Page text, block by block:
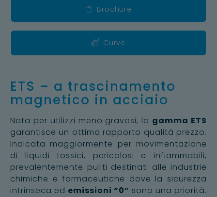
Brochure
Curve
ETS – a trascinamento
magnetico in acciaio
Nata per utilizzi meno gravosi, la gamma ETS
garantisce un ottimo rapporto qualità prezzo.
Indicata maggiormente per movimentazione
di liquidi tossici, pericolosi e infiammabili,
prevalentemente puliti destinati alle industrie
chimiche e farmaceutiche dove la sicurezza
intrinseca ed emissioni “0” sono una priorità.